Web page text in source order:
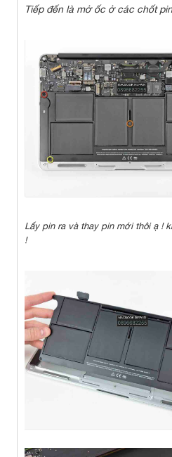
Tiếp đến là mở ốc ở các chốt
Lấy pin ra và thay pin mới thôi ạ !
!